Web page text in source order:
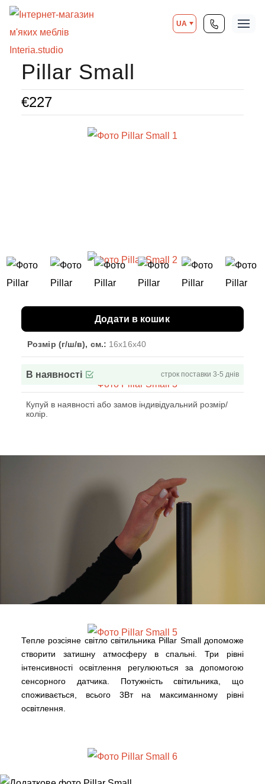
UA
Pillar Small
€227
Розмір (г/ш/в), см.: 16x16x40
В наявності строк поставки 3-5 днів
Купуй в наявності або замов індивідуальний розмір/
колір.
Додати в кошик
Тепле розсіяне світло світильника Pillar Small допоможе
створити затишну атмосферу в спальні. Три рівні
інтенсивності освітлення регулюються за допомогою
сенсорного датчика. Потужність світильника, що
споживається, всього 3Вт на максиманному рівні
освітлення.